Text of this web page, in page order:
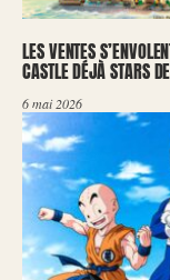
LES VENTES
CASTLE DÉJÀ STARS
6 mai 2026